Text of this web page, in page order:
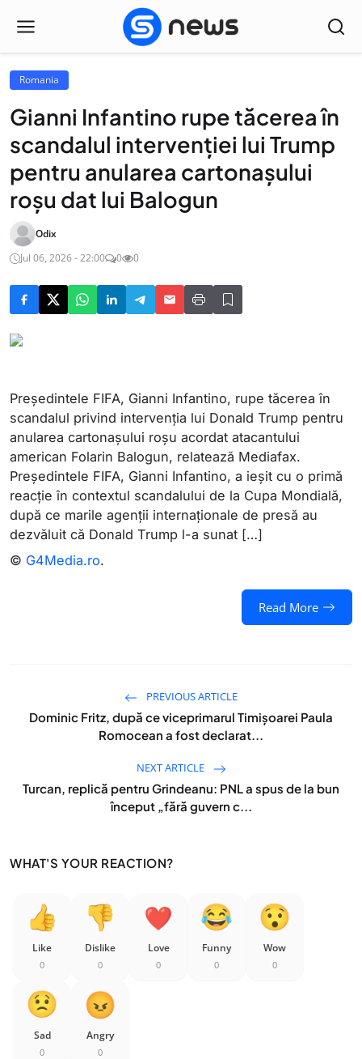
Romania
Gianni Infantino rupe tăcerea în
scandalul intervenției lui Trump
pentru anularea cartonașului
roșu dat lui Balogun
Odix
Jul 06, 2026 - 22:00
0 0
Președintele FIFA, Gianni Infantino, rupe tăcerea în
scandalul privind intervenția lui Donald Trump pentru
anularea cartonașului roșu acordat atacantului
american Folarin Balogun, relatează Mediafax.
Președintele FIFA, Gianni Infantino, a ieșit cu o primă
reacție în contextul scandalului de la Cupa Mondială,
după ce marile agenții internaționale de presă au
dezvăluit că Donald Trump l-a sunat […]
© G4Media.ro.
Read More
PREVIOUS ARTICLE
Dominic Fritz, după ce viceprimarul Timişoarei Paula
Romocean a fost declarat...
NEXT ARTICLE
Turcan, replică pentru Grindeanu: PNL a spus de la bun
început „fără guvern c...
WHAT'S YOUR REACTION?
Like
0
Dislike
0
Love
0
Funny
0
Wow
0
Sad
0
Angry
0